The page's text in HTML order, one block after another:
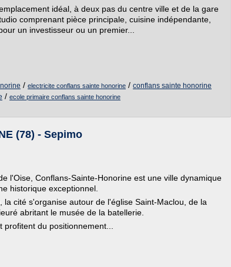
idéal, à deux pas du centre ville et de la gare
comprenant pièce principale, cuisine indépendante,
un investisseur ou un premier...
/ electricite conflans sainte honorine / conflans sainte honorine
/ ecole primaire conflans sainte honorine
(78) - Sepimo
l'Oise, Conflans-Sainte-Honorine est une ville dynamique
historique exceptionnel.
cité s'organise autour de l'église Saint-Maclou, de la
abritant le musée de la batellerie.
du positionnement...